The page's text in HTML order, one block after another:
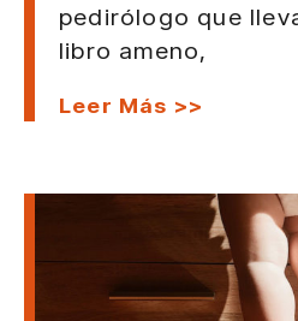
pedirólogo que
libro ameno,
Leer Más >>